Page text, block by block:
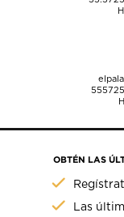
OBTÉN LAS
Las